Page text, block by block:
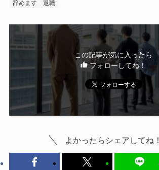
辞めます 退職
この記事が気に入ったら
フォローしてね！
よかったらシェアしてね！